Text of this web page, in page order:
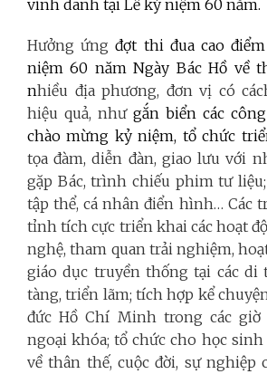
vinh danh tại Lễ kỷ niệm 60 năm.
Hưởng ứng đợt thi đua cao
niệm 60 năm Ngày Bác Hồ về
nhiều địa phương, đơn vị có
hiệu quả, như gắn biển các
chào mừng kỷ niệm, tổ chức
tọa đàm, diễn đàn, giao lưu với
gặp Bác, trình chiếu phim tư
tập thể, cá nhân điển hình… Các
tỉnh tích cực triển khai các hoạt
nghệ, tham quan trải nghiệm,
giáo dục truyền thống tại các di
tàng, triển lãm; tích hợp kể
đức Hồ Chí Minh trong các giờ
ngoại khóa; tổ chức cho học
về thân thế, cuộc đời, sự nghiệp